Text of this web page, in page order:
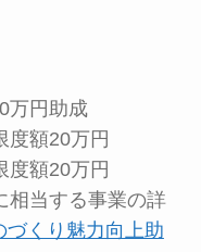
万円助成
度額20万円
度額20万円
相当する事業の詳
づくり魅力向上助